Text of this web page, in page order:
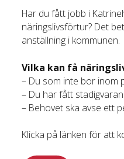
Har du fått jobb i
näringslivsförtur? Det
anställning i kommunen.
Vilka kan få
– Du som inte bor inom
– Du har fått
– Behovet ska avse ett
Klicka på länken för att